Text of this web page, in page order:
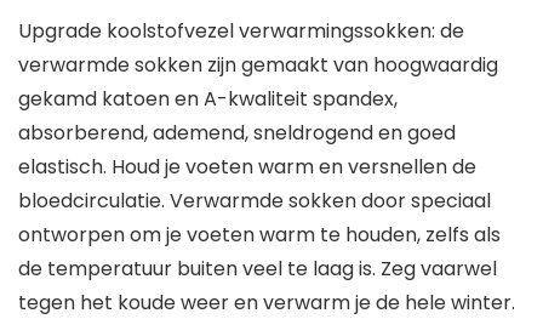
Upgrade koolstofvezel verwarmingssokken: de
verwarmde sokken zijn gemaakt van hoogwaardig
gekamd katoen en A-kwaliteit spandex,
absorberend, ademend, sneldrogend en goed
elastisch. Houd je voeten warm en versnellen de
bloedcirculatie. Verwarmde sokken door speciaal
ontworpen om je voeten warm te houden, zelfs als
de temperatuur buiten veel te laag is. Zeg vaarwel
tegen het koude weer en verwarm je de hele winter.